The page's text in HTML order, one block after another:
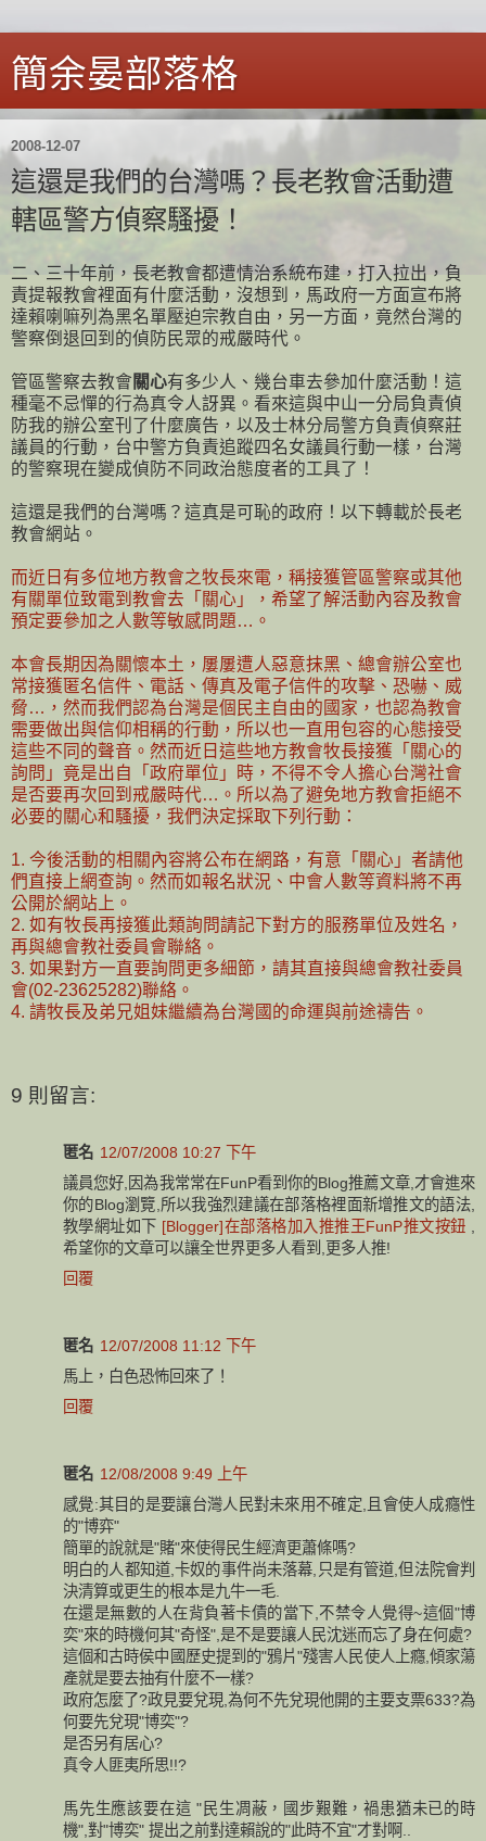
簡余晏部落格
2008-12-07
這還是我們的台灣嗎？長老教會活動遭
轄區警方偵察騷擾！
二、三十年前，長老教會都遭情治系統布建，打入拉出，負
責提報教會裡面有什麼活動，沒想到，馬政府一方面宣布將
達賴喇嘛列為黑名單壓迫宗教自由，另一方面，竟然台灣的
警察倒退回到的偵防民眾的戒嚴時代。
管區警察去教會 關心有多少人、幾台車去參加什麼活動！這
種毫不忌憚的行為真令人訝異。看來這與中山一分局負責偵
防我的辦公室刊了什麼廣告，以及士林分局警方負責偵察莊
議員的行動，台中警方負責追蹤四名女議員行動一樣，台灣
的警察現在變成偵防不同政治態度者的工具了！
這還是我們的台灣嗎？這真是可恥的政府！以下轉載於長老
教會網站。
而近日有多位地方教會之牧長來電，稱接獲管區警察或其他
有關單位致電到教會去「關心」，希望了解活動內容及教會
預定要參加之人數等敏感問題…。
本會長期因為關懷本土，屢屢遭人惡意抹黑、總會辦公室也
常接獲匿名信件、電話、傳真及電子信件的攻擊、恐嚇、威
脅…，然而我們認為台灣是個民主自由的國家，也認為教會
需要做出與信仰相稱的行動，所以也一直用包容的心態接受
這些不同的聲音。然而近日這些地方教會牧長接獲「關心的
詢問」竟是出自「政府單位」時，不得不令人擔心台灣社會
是否要再次回到戒嚴時代…。所以為了避免地方教會拒絕不
必要的關心和騷擾，我們決定採取下列行動：
1. 今後活動的相關內容將公布在網路，有意「關心」者請他
們直接上網查詢。然而如報名狀況、中會人數等資料將不再
公開於網站上。
2. 如有牧長再接獲此類詢問請記下對方的服務單位及姓名，
再與總會教社委員會聯絡。
3. 如果對方一直要詢問更多細節，請其直接與總會教社委員
會(02-23625282)聯絡。
4. 請牧長及弟兄姐妹繼續為台灣國的命運與前途禱告。
9 則留言:
匿名 12/07/2008 10:27 下午
議員您好,因為我常常在FunP看到你的Blog推薦文章,才會進來
你的Blog瀏覽,所以我強烈建議在部落格裡面新增推文的語法,
教學網址如下 [Blogger]在部落格加入推推王FunP推文按鈕
希望你的文章可以讓全世界更多人看到,更多人推!
回覆
匿名 12/07/2008 11:12 下午
馬上，白色恐怖回來了！
回覆
匿名 12/08/2008 9:49 上午
感覺:其目的是要讓台灣人民對未來用不確定,且會使人成癮性
的"博弈"
簡單的說就是"賭"來使得民生經濟更蕭條嗎?
明白的人都知道,卡奴的事件尚未落幕,只是有管道,但法院會判
決清算或更生的根本是九牛一毛.
在還是無數的人在背負著卡債的當下,不禁令人覺得~這個"博
奕"來的時機何其"奇怪",是不是要讓人民沈迷而忘了身在何處?
這個和古時侯中國歷史提到的"鴉片"殘害人民使人上癮,傾家蕩
產就是要去抽有什麼不一樣?
政府怎麼了?政見要兌現,為何不先兌現他開的主要支票633?為
何要先兌現"博奕"?
是否另有居心?
真令人匪夷所思!!?
馬先生應該要在這 "民生凋蔽，國步艱難，禍患猶未已的時
機",對"博奕" 提出之前對達賴說的"此時不宜"才對啊..